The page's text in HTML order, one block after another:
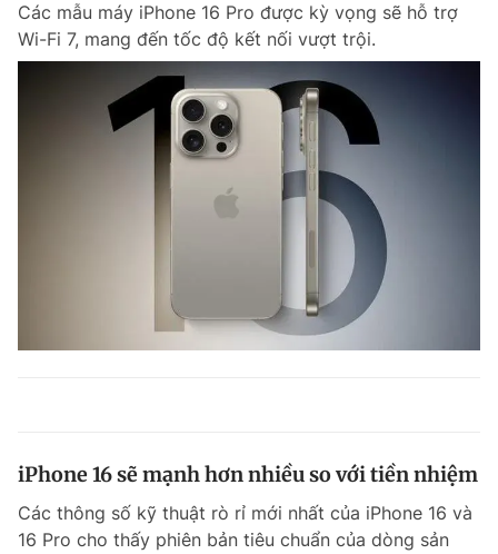
Các mẫu máy iPhone 16 Pro được kỳ vọng sẽ hỗ trợ
Wi-Fi 7, mang đến tốc độ kết nối vượt trội.
iPhone 16 sẽ mạnh hơn nhiều so với tiền nhiệm
Các thông số kỹ thuật rò rỉ mới nhất của iPhone 16 và
16 Pro cho thấy phiên bản tiêu chuẩn của dòng sản